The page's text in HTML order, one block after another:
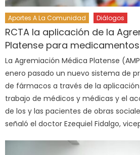
Aportes A La Comunidad Diálogos
RCTA la aplicación de la
Platense para
La Agremiación Médica Platense
enero pasado un nuevo sistema de
de fármacos a través de la aplicación
trabajo de médicos y médicas y el
de los y las pacientes de obras
señaló el doctor Ezequiel Fidalgo,